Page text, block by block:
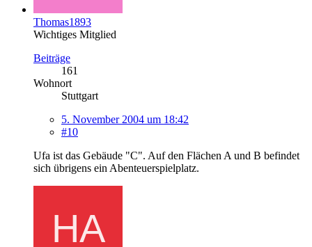
Thomas1893
Wichtiges Mitglied
Beiträge
161
Wohnort
Stuttgart
5. November 2004 um 18:42
#10
Ufa ist das Gebäude "C". Auf den Flächen A und B befindet
sich übrigens ein Abenteuerspielplatz.